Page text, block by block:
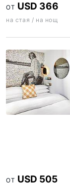
ОТ USD 366
на стая / на нощ
ОТ USD 505